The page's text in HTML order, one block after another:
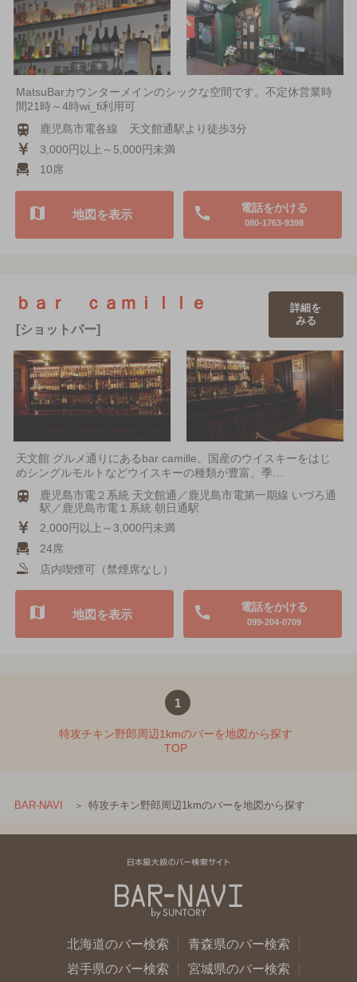
MatsuBarカウンターメインのシックな空間です。不定休営業時
間21時～4時wi_fi利用可
鹿児島市電各線 天文館通駅より徒歩3分
3,000円以上～5,000円未満
10席
電話をかける
080-1763-9398
地図を表示
ｂａｒ ｃａｍｉｌｌｅ
[ショットバー]
詳細を
みる
天文館 グルメ通りにあるbar camille。国産のウイスキーをはじ
めシングルモルトなどウイスキーの種類が豊富、季…
鹿児島市電２系統 天文館通／鹿児島市電第一期線 いづろ通
駅／鹿児島市電１系統 朝日通駅
2,000円以上～3,000円未満
24席
店内喫煙可（禁煙席なし）
電話をかける
099-204-0709
地図を表示
1
特攻チキン野郎周辺1kmのバーを地図から探す
TOP
BAR-NAVI 特攻チキン野郎周辺1kmのバーを地図から探す
北海道のバー検索
青森県のバー検索
岩手県のバー検索
宮城県のバー検索